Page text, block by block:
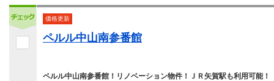
価格更新
ペルル中山南参番館
ペルル中山南参番館！リノベーション物件！ＪＲ矢賀駅も利用可能！